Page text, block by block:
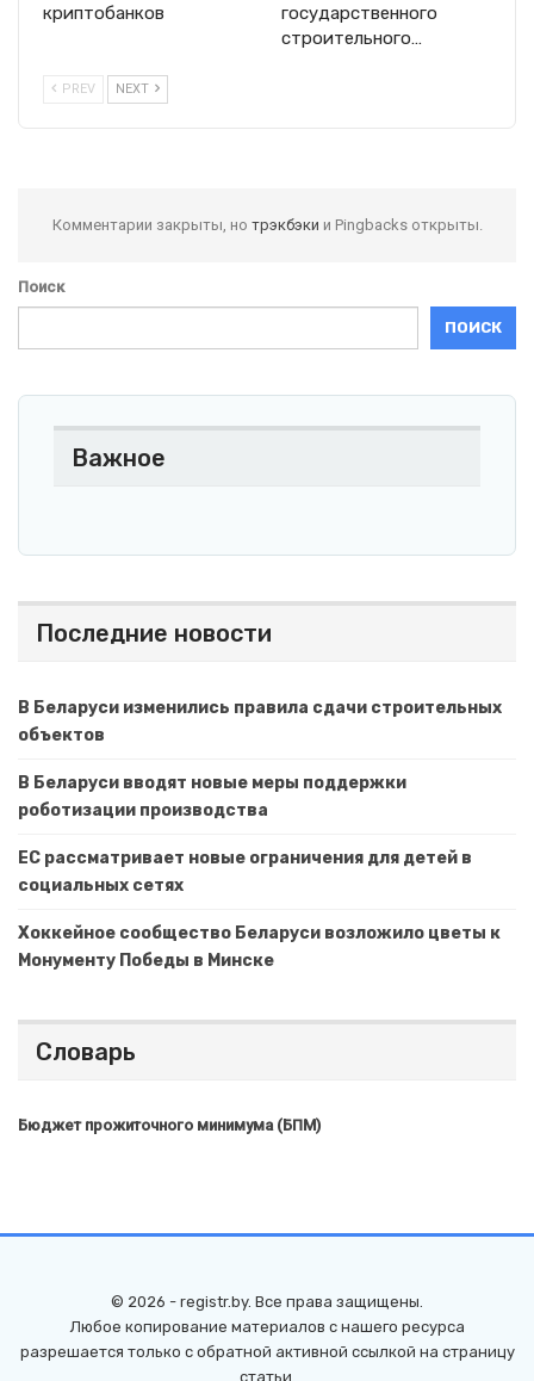
криптобанков
государственного
строительного…
PREV NEXT
Комментарии закрыты, но трэкбэки и Pingbacks открыты.
Поиск
ПОИСК
Важное
Последние новости
В Беларуси изменились правила сдачи строительных
объектов
В Беларуси вводят новые меры поддержки
роботизации производства
ЕС рассматривает новые ограничения для детей в
социальных сетях
Хоккейное сообщество Беларуси возложило цветы к
Монументу Победы в Минске
Словарь
Бюджет прожиточного минимума (БПМ)
© 2026 - registr.by. Все права защищены.
Любое копирование материалов с нашего ресурса
разрешается только с обратной активной ссылкой на страницу
статьи.